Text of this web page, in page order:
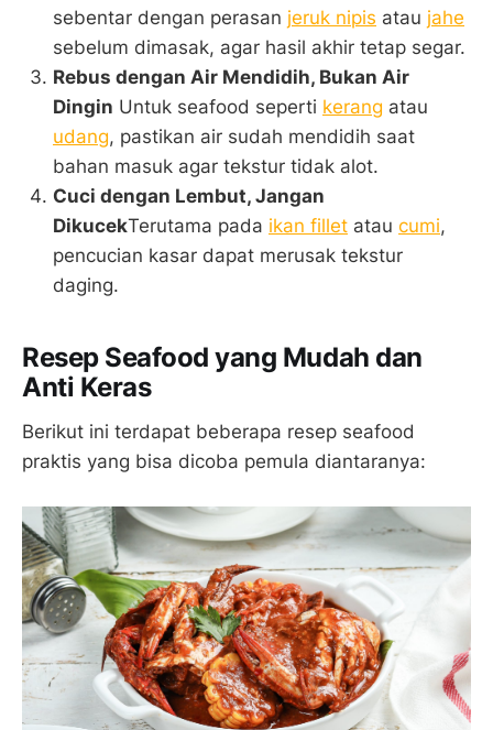
sebentar dengan perasan jeruk nipis atau jahe
sebelum dimasak, agar hasil akhir tetap segar.
Rebus dengan Air Mendidih, Bukan Air
Dingin Untuk seafood seperti kerang atau
udang, pastikan air sudah mendidih saat
bahan masuk agar tekstur tidak alot.
Cuci dengan Lembut, Jangan
DikucekTerutama pada ikan fillet atau cumi,
pencucian kasar dapat merusak tekstur
daging.
Resep Seafood yang Mudah dan
Anti Keras
Berikut ini terdapat beberapa resep seafood
praktis yang bisa dicoba pemula diantaranya: